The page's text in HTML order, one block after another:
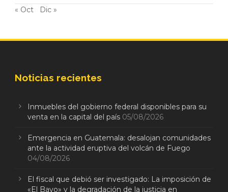
« Oct
Dic »
Noticias recientes
Inmuebles del gobierno federal disponibles para su
venta en la capital del país 05/08/2026
Emergencia en Guatemala: desalojan comunidades
ante la actividad eruptiva del volcán de Fuego
04/08/2026
El fiscal que debió ser investigado: La imposición de
«El Bayo» y la degradación de la justicia en